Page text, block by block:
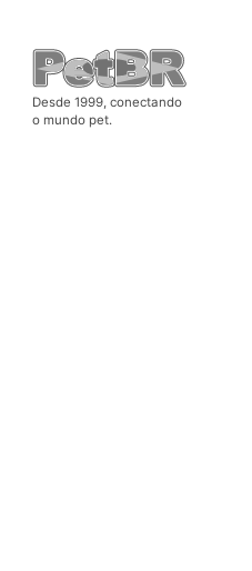
Desde 1999, conectando
o mundo pet.